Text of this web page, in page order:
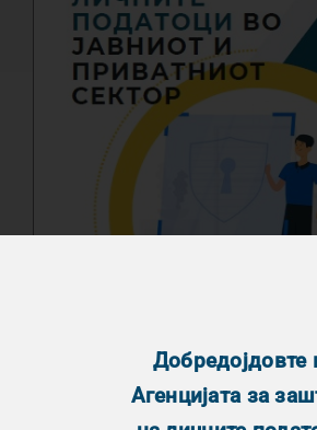
Добредојдовте
Агенцијата за